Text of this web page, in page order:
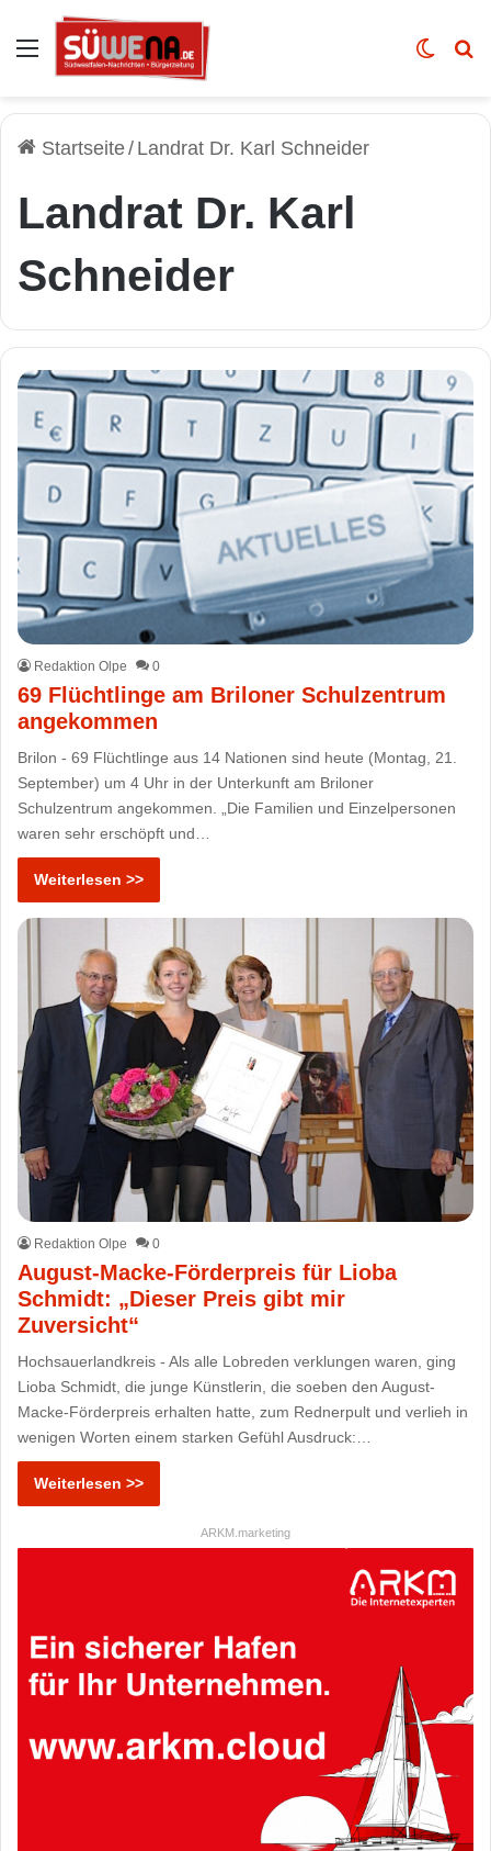
Auswahl Skin
Startseite/ Landrat Dr. Karl Schneider
Landrat Dr. Karl
Schneider
Redaktion Olpe 0
69 Flüchtlinge am Briloner Schulzentrum
angekommen
Brilon - 69 Flüchtlinge aus 14 Nationen sind heute (Montag, 21.
September) um 4 Uhr in der Unterkunft am Briloner
Schulzentrum angekommen. „Die Familien und Einzelpersonen
waren sehr erschöpft und…
Weiterlesen >>
Redaktion Olpe 0
August-Macke-Förderpreis für Lioba
Schmidt: „Dieser Preis gibt mir
Zuversicht“
Hochsauerlandkreis - Als alle Lobreden verklungen waren, ging
Lioba Schmidt, die junge Künstlerin, die soeben den August-
Macke-Förderpreis erhalten hatte, zum Rednerpult und verlieh in
wenigen Worten einem starken Gefühl Ausdruck:…
Weiterlesen >>
ARKM.marketing